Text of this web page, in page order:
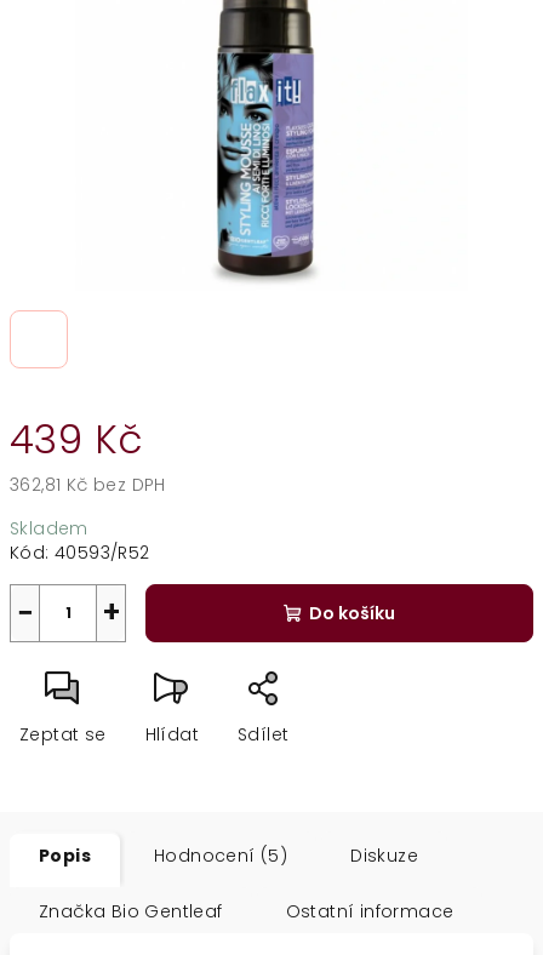
439 Kč
362,81 Kč bez DPH
cena:
Skladem
Kód: 40593/R52
+
− Do košíku
Zeptat se Hlídat Sdílet
Popis Hodnocení (5) Diskuze
Značka Bio Gentleaf Ostatní informace